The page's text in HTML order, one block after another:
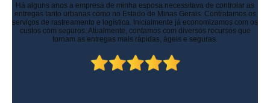
Há alguns anos a empresa de minha esposa necessitava de controlar as
entregas tanto urbanas como no Estado de Minas Gerais. Contratamos os
serviços de rastreamento e logística. Inicialmente já economizamos com os
custos com seguros. Atualmente, contamos com diversos recursos que
tornam as entregas mais rápidas, ágeis e seguras.